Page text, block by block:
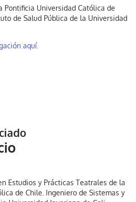
Pontificia Universidad Católica de
de Salud Pública de la Universidad
aquí.
Estudios y Prácticas Teatrales de la
de Chile. Ingeniero de Sistemas y